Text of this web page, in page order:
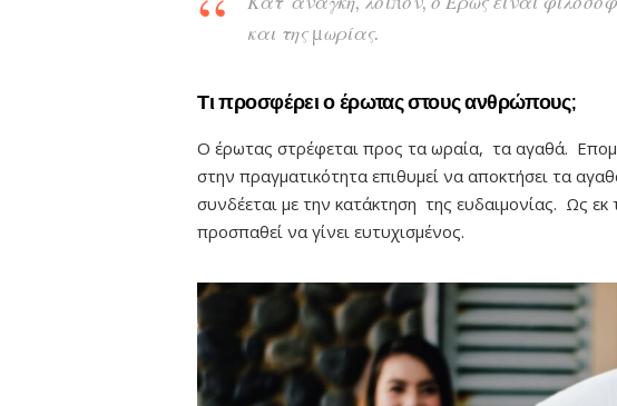
και της μωρίας.
Τι προσφέρει ο έρωτας στους ανθρώπους;
Ο έρωτας στρέφεται προς τα ωραία, τα αγαθά.
στην πραγματικότητα επιθυμεί να αποκτήσει τα
συνδέεται με την κατάκτηση της ευδαιμονίας. Ως
προσπαθεί να γίνει ευτυχισμένος.